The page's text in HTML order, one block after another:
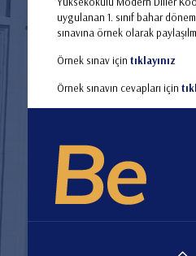
uygulanan 1. sınıf bahar
sınavına örnek olarak
Örnek sınav için tıklayınız
Örnek sınavın cevapları için